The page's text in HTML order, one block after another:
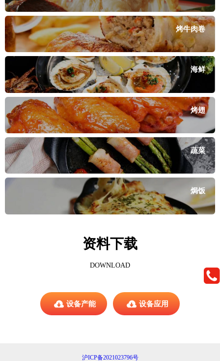
烤牛肉卷
海鲜
烤翅
蔬菜
焗饭
资料下载
DOWNLOAD
设备产能 设备应用
沪ICP备2021023796号